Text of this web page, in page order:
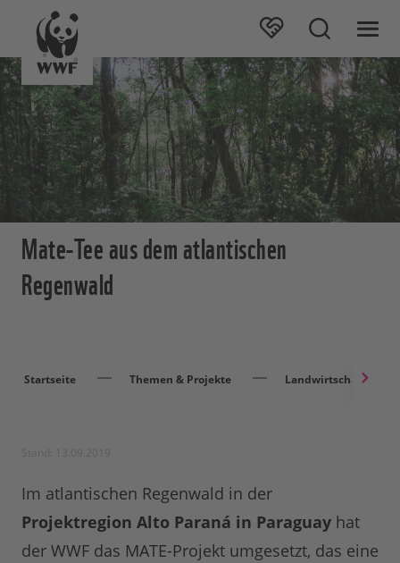
Mate-Tee aus dem atlantischen
Regenwald
Startseite Themen & Projekte Landwirtschaft
Im atlantischen Regenwald in der
Projektregion Alto Paraná in Paraguay hat
der WWF das MATE-Projekt umgesetzt, das eine